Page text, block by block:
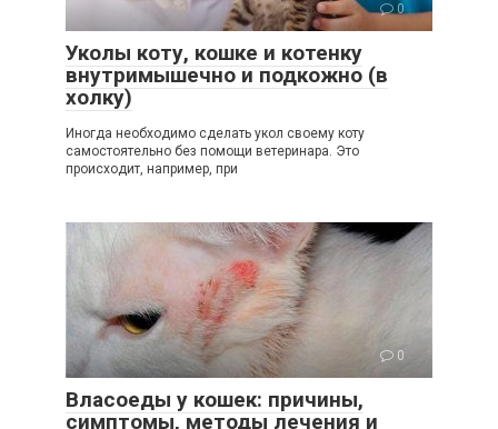
0
Уколы коту, кошке и котенку
внутримышечно и подкожно (в
холку)
Иногда необходимо сделать укол своему коту
самостоятельно без помощи ветеринара. Это
происходит, например, при
0
Власоеды у кошек: причины,
симптомы, методы лечения и